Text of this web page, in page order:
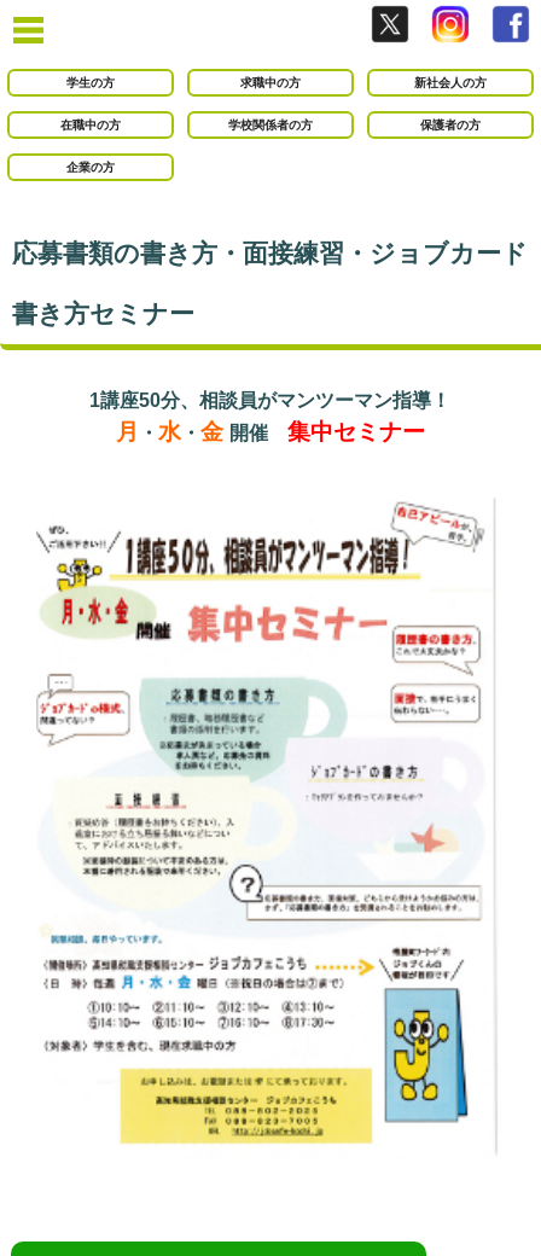
学生の方 求職中の方 新社会人の方
在職中の方 学校関係者の方 保護者の方
企業の方
応募書類の書き方・面接練習・ジョブカード
書き方セミナー
1講座50分、相談員がマンツーマン指導！
月 ・ 水・ 金 開催 集中セミナー